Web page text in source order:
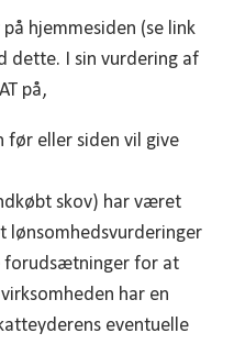
hjemmesiden (se link
dette. I sin vurdering af
på,
før eller siden vil give
skov) har været
lønsomhedsvurderinger
forudsætninger for at
har en
eventuelle